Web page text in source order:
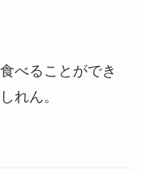
べることができ
れん。